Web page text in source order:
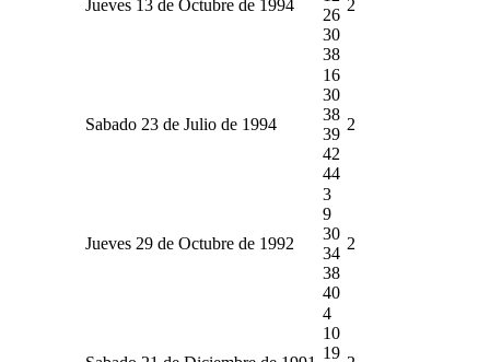
Jueves 13 de Octubre de 1994
26
30
38
2
Sabado 23 de Julio de 1994
16
30
38
39
42
44
2
Jueves 29 de Octubre de 1992
3
9
30
34
38
40
2
4
10
19